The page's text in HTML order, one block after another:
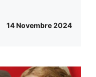
14 Novembre 2024